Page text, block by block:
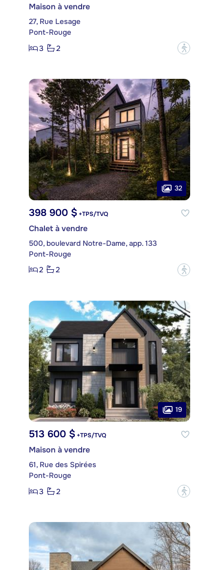
Maison à vendre
27, Rue Lesage
Pont-Rouge
3
2 ?
32
398 900 $ +TPS/TVQ
Chalet à vendre
500, boulevard Notre-Dame, app. 133
Pont-Rouge
2
2 ?
19
513 600 $ +TPS/TVQ
Maison à vendre
61, Rue des Spirées
Pont-Rouge
3
2 ?